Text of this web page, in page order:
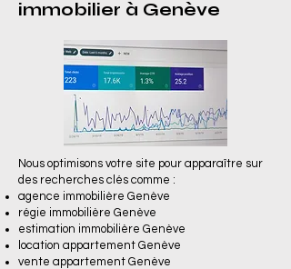
immobilier à Genève
Nous optimisons votre site pour apparaître sur
des recherches clés comme :
agence immobilière Genève
régie immobilière Genève
estimation immobilière Genève
location appartement Genève
vente appartement Genève